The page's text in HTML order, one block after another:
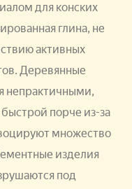
для конских
глина, не
активных
Деревянные
непрактичными,
порче из-за
множество
изделия
под